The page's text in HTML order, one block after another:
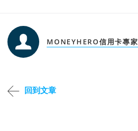
MONEYHERO信用卡專家
回到文章